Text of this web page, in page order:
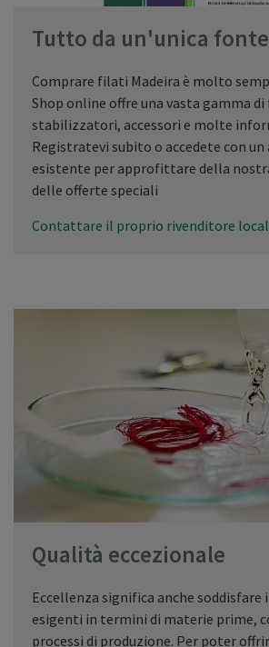
Tutto da un'unica fonte
Comprare filati Madeira è molto
Shop online offre una vasta gamma
stabilizzatori, accessori e molte
Registratevi subito o accedete con un
esistente per approfittare della
delle offerte speciali
Contattare il proprio rivenditore
Qualità eccezionale
Eccellenza significa anche soddisfare
esigenti in termini di materie prime,
processi di produzione. Per poter